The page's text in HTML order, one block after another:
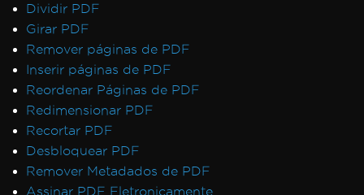
Dividir PDF
Girar PDF
Remover páginas de PDF
Inserir páginas de PDF
Reordenar Páginas de PDF
Redimensionar PDF
Recortar PDF
Desbloquear PDF
Remover Metadados de PDF
Assinar PDF Eletronicamente